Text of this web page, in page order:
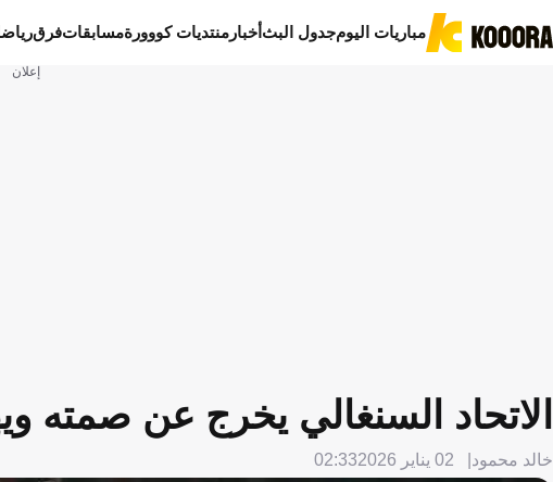
مباريات اليومجدول البثأخبار منتديات كووورةمسابقاتفرق
إعلان
الاتحاد السنغالي يخرج عن صمته
خالد محمود 02 يناير 2026 02:33